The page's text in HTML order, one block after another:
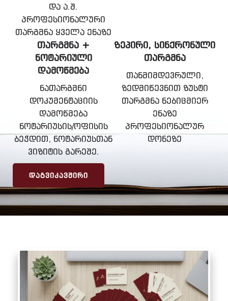
და ა.შ.
პროფესიონალური
თარგმნა ყველა ენაზე
ᲗᲐᲠᲒᲛᲜᲐ +
ᲜᲝᲢᲐᲠᲘᲣᲚᲘ
ᲓᲐᲛᲝᲬᲛᲔᲑᲐ
ნათარგმნი
დოკუმენტაციის
დამოწმება
ნოტარიუსის/ოფისის
ბეჭდით, ნოტარიუსთან
ვიზიტის გარეშე.
ᲓᲐᲒᲕᲘᲙᲐᲕᲨᲘᲠᲘ
ᲖᲔᲞᲘᲠᲘ, ᲡᲘᲜᲥᲠᲝᲜᲣᲚᲘ
ᲗᲐᲠᲒᲛᲜᲐ
თანმიმდევრული,
ზედმიწევნით ზუსტი
თარგმნა ნებიცმიერ
ენაზე
პროფესიონალურ
დონეზე